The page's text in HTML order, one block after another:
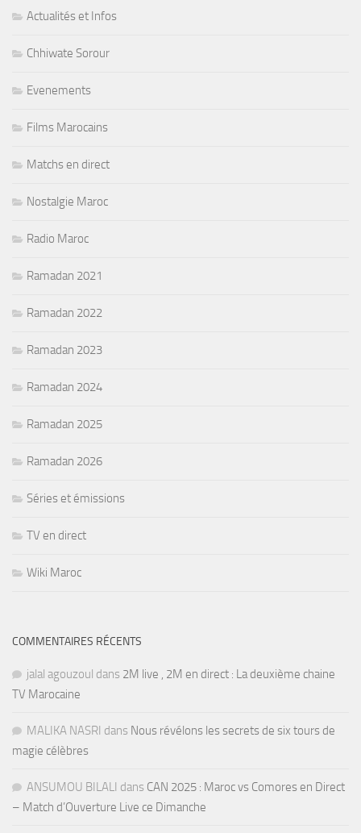
Actualités et Infos
Chhiwate Sorour
Evenements
Films Marocains
Matchs en direct
Nostalgie Maroc
Radio Maroc
Ramadan 2021
Ramadan 2022
Ramadan 2023
Ramadan 2024
Ramadan 2025
Ramadan 2026
Séries et émissions
TV en direct
Wiki Maroc
COMMENTAIRES RÉCENTS
jalal agouzoul dans 2M live , 2M en direct : La deuxième chaine
TV Marocaine
MALIKA NASRI dans Nous révélons les secrets de six tours de
magie célèbres
ANSUMOU BILALI dans CAN 2025 : Maroc vs Comores en Direct
– Match d’Ouverture Live ce Dimanche